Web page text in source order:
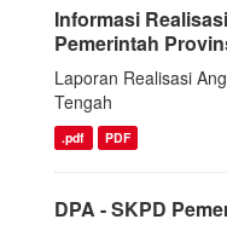
Informasi
Pemerintah
Laporan Realisasi
Tengah
.pdf PDF
DPA - SKPD